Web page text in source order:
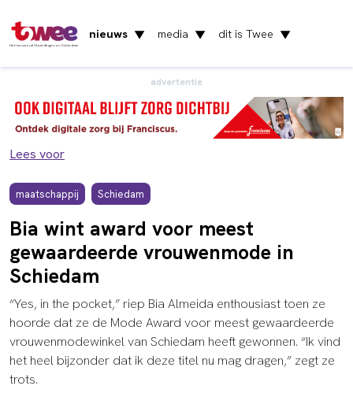
Het nieuws uit Vlaardingen en Schiedam
nieuws ▼ media ▼ dit is Twee ▼
advertentie
Lees voor
maatschappij Schiedam
Bia wint award voor meest
gewaardeerde vrouwenmode in
Schiedam
“Yes, in the pocket,” riep Bia Almeida enthousiast toen ze
hoorde dat ze de Mode Award voor meest gewaardeerde
vrouwenmodewinkel van Schiedam heeft gewonnen. “Ik vind
het heel bijzonder dat ik deze titel nu mag dragen,” zegt ze
trots.